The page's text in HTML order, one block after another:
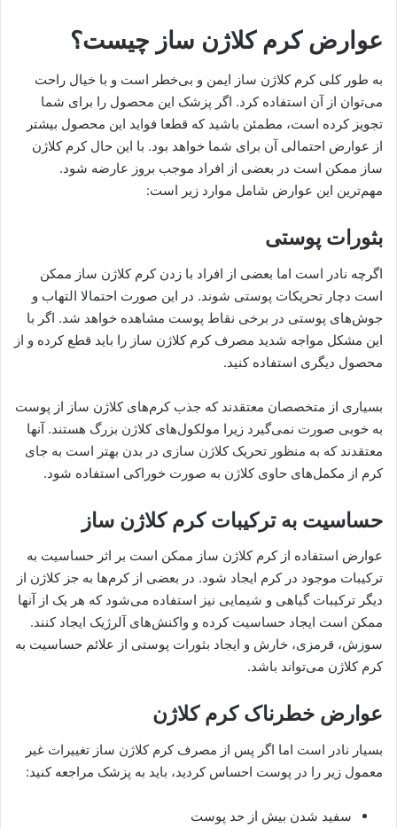
عوارض کرم کلاژن ساز چیست؟
به طور کلی کرم کلاژن ساز ایمن و بی‌خطر است و با خیال راحت
می‌توان از آن استفاده کرد. اگر پزشک این محصول را برای شما
تجویز کرده است، مطمئن باشید که قطعا فواید این محصول بیشتر
از عوارض احتمالی آن برای شما خواهد بود. با این حال کرم کلاژن
ساز ممکن است در بعضی از افراد موجب بروز عارضه شود.
مهم‌ترین این عوارض شامل موارد زیر است:
بثورات پوستی
اگرچه نادر است اما بعضی از افراد با زدن کرم کلاژن ساز ممکن
است دچار تحریکات پوستی شوند. در این صورت احتمالا التهاب و
جوش‌های پوستی در برخی نقاط پوست مشاهده خواهد شد. اگر با
این مشکل مواجه شدید مصرف کرم کلاژن ساز را باید قطع کرده و از
محصول دیگری استفاده کنید.
بسیاری از متخصصان معتقدند که جذب کرم‌های کلاژن ساز از پوست
به خوبی صورت نمی‌گیرد زیرا مولکول‌های کلاژن بزرگ هستند. آنها
معتقدند که به منظور تحریک کلاژن سازی در بدن بهتر است به جای
کرم از مکمل‌های حاوی کلاژن به صورت خوراکی استفاده شود.
حساسیت به ترکیبات کرم کلاژن ساز
عوارض استفاده از کرم کلاژن ساز ممکن است بر اثر حساسیت به
ترکیبات موجود در کرم ایجاد شود. در بعضی از کرم‌ها به جز کلاژن از
دیگر ترکیبات گیاهی و شیمایی نیز استفاده می‌شود که هر یک از آنها
ممکن است ایجاد حساسیت کرده و واکنش‌های آلرژیک ایجاد کنند.
سوزش، قرمزی، خارش و ایجاد بثورات پوستی از علائم حساسیت به
کرم کلاژن می‌تواند باشد.
عوارض خطرناک کرم کلاژن
بسیار نادر است اما اگر پس از مصرف کرم کلاژن ساز تغییرات غیر
معمول زیر را در پوست احساس کردید، باید به پزشک مراجعه کنید:
سفید شدن بیش از حد پوست